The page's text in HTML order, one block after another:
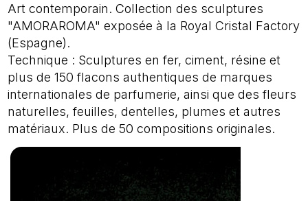
Art contemporain. Collection des sculptures
"AMORAROMA" exposée à la Royal Cristal Factory
(Espagne).
Technique : Sculptures en fer, ciment, résine et
plus de 150 flacons authentiques de marques
internationales de parfumerie, ainsi que des fleurs
naturelles, feuilles, dentelles, plumes et autres
matériaux. Plus de 50 compositions originales.